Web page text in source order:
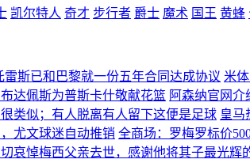
凯尔特人 奇才 步行者 爵士 魔术 国王 黄蜂
雷斯已和巴黎就一份五年合同达成协议 米
达佩斯为普斯卡什敬献花篮 阿森纳官网
类似；有人脱离有人留下这便是足球 皇马
尤文球迷自动推销 全商场：罗梅罗标价
哀悼梅西父亲去世，感谢他将其子最光辉